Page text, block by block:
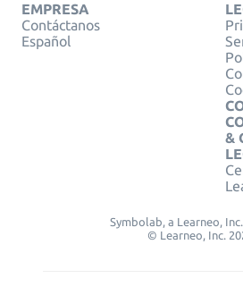
EMPRESA
Contáctanos
Español
&
Symbolab, a Learneo,
© Learneo, Inc.